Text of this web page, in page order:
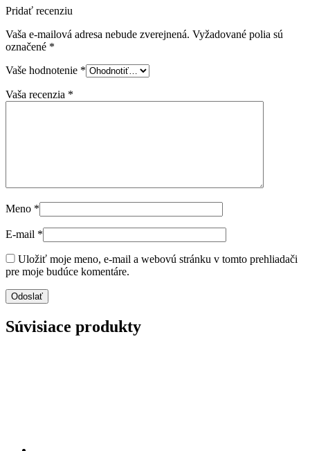
Pridať recenziu
Vaša e-mailová adresa nebude zverejnená. Vyžadované polia sú
označené *
Vaše hodnotenie *
Vaša recenzia *
Meno *
E-mail *
Uložiť moje meno, e-mail a webovú stránku v tomto prehliadači
pre moje budúce komentáre.
Súvisiace produkty